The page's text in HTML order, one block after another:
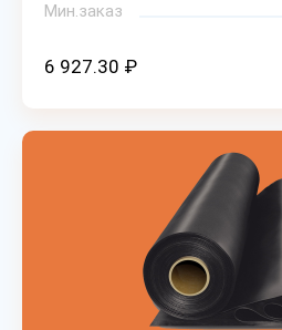
Мин.заказ
6 927.30 ₽